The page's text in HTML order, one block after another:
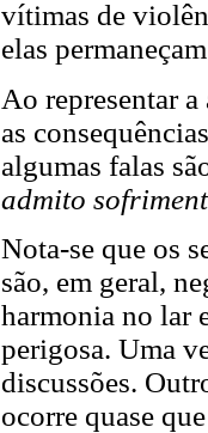
vítimas de
elas
Ao representar
as
algumas falas
admito
Nota-se que os
são, em geral,
harmonia no lar
perigosa. Uma
discussões.
ocorre quase